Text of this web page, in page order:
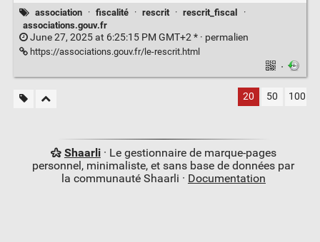
association · fiscalité · rescrit · rescrit_fiscal
·
associations.gouv.fr
June 27, 2025 at 6:25:15 PM GMT+2 * · permalien
https://associations.gouv.fr/le-rescrit.html
·
20 50 100
Shaarli· Le gestionnaire de marque-pages
personnel, minimaliste, et sans base de données par
la communauté Shaarli · Documentation